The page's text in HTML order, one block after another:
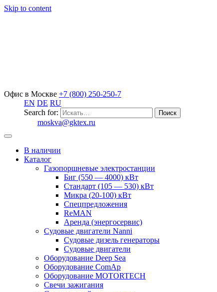
Skip to content
Офис в Москве +7 (800) 250-250-7
EN DE RU
Search for:
moskva@gktex.ru
В наличии
Каталог
Газопоршневые электростанции
Биг (550 — 4000) кВт
Стандарт (105 — 530) кВт
Микра (20-100) кВт
Спецпредложения
ReMAN
Аренда (энергосервис)
Судовые двигатели Nanni
Судовые дизель генераторы
Судовые двигатели
Оборудование Deep Sea
Оборудование ComAp
Оборудование MOTORTECH
Свечи зажигания